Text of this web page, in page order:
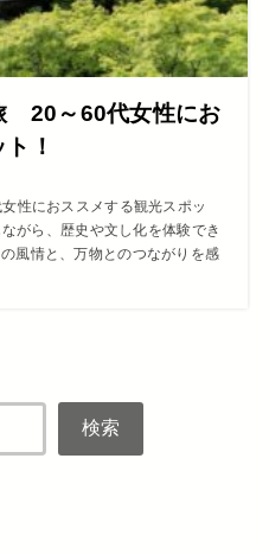
20～60代女性にお
！
性におススメする観光スポッ
がら、歴史や文し化を体験でき
風情と、万物とのつながりを感
検索